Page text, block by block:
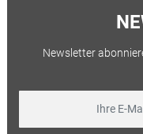
Newsletter